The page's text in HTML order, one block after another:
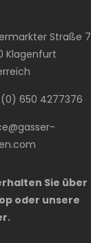
Straße 7
Klagenfurt
650 4277376
Sie über
oder unsere